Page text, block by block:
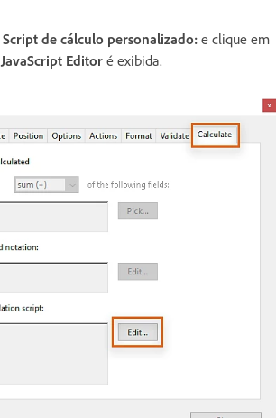
Script de cálculo personalizado: e clique em
JavaScript Editor é exibida.